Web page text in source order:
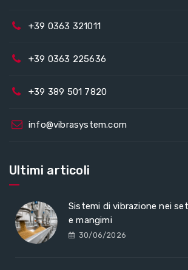
+39 0363 321011
+39 0363 225636
+39 389 501 7820
info@vibrasystem.com
Ultimi articoli
Sistemi di vibrazione nei
e mangimi
30/06/2026